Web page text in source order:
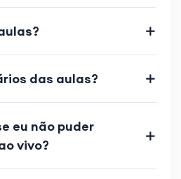
das aulas?
eu não puder
vivo?